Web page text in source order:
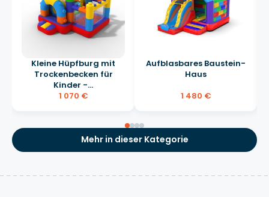
Kleine Hüpfburg mit
Trockenbecken für
Kinder -...
1 070 €
Aufblasbares Baustein-
Haus
1 480 €
Mehr in dieser Kategorie